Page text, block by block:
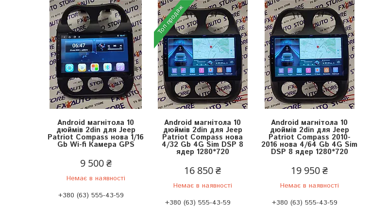
Android магнітола 10
дюймів 2din для Jeep
Patriot Compass нова 1/16
Gb Wi-fi Камера GPS
9 500 ₴
Немає в наявності
+380 (63) 555-43-59
Топ продаж
Android магнітола 10
дюймів 2din для Jeep
Patriot Compass нова
4/32 Gb 4G Sim DSP 8
ядер 1280*720
16 850 ₴
Немає в наявності
+380 (63) 555-43-59
Android магнітола 10
дюймів 2din для Jeep
Patriot Compass 2010-
2016 нова 4/64 Gb 4G Sim
DSP 8 ядер 1280*720
19 950 ₴
Немає в наявності
+380 (63) 555-43-59